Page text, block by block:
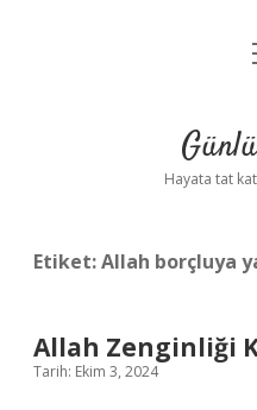
Hayata tat
Etiket:Allah borçluya
Allah Zenginliği
Tarih: Ekim 3, 2024